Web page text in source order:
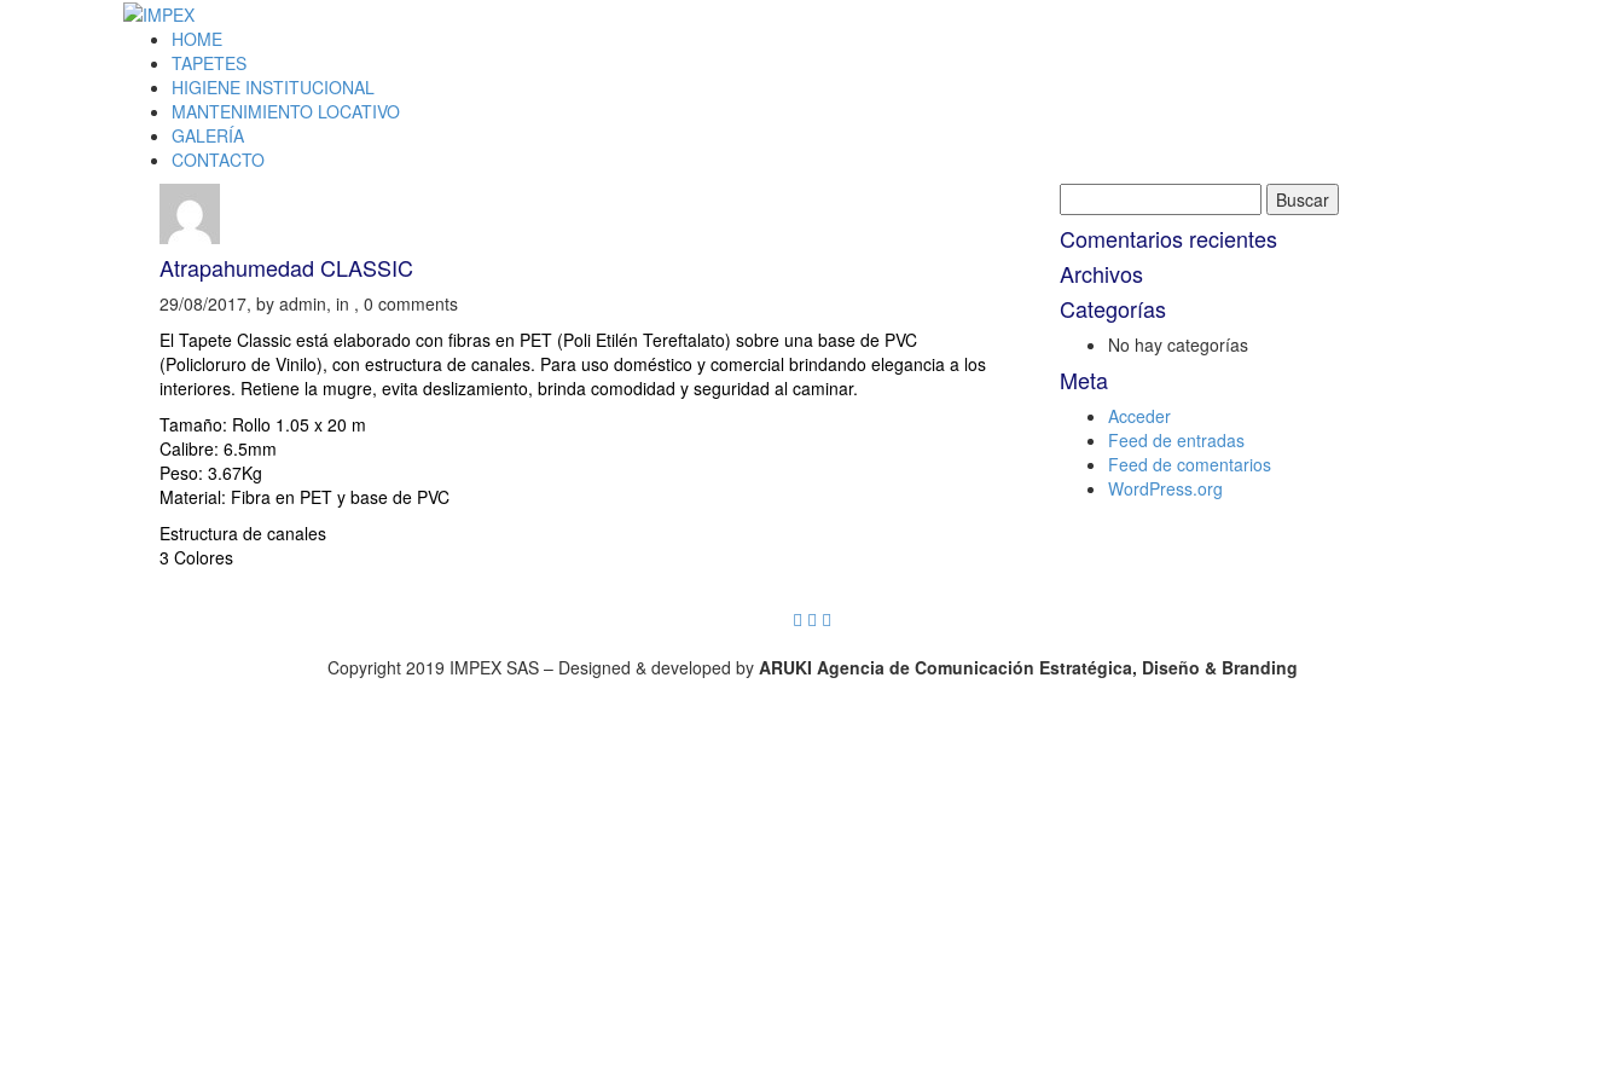
HOME
TAPETES
HIGIENE INSTITUCIONAL
MANTENIMIENTO LOCATIVO
GALERÍA
CONTACTO
Atrapahumedad CLASSIC
29/08/2017, by admin, in , 0 comments
El Tapete Classic está elaborado con fibras en PET (Poli Etilén Tereftalato) sobre una base de PVC
(Policloruro de Vinilo), con estructura de canales. Para uso doméstico y comercial brindando elegancia a los
interiores. Retiene la mugre, evita deslizamiento, brinda comodidad y seguridad al caminar.
Tamaño: Rollo 1.05 x 20 m
Calibre: 6.5mm
Peso: 3.67Kg
Material: Fibra en PET y base de PVC
Estructura de canales
3 Colores
Comentarios recientes
Archivos
Categorías
No hay categorías
Meta
Acceder
Feed de entradas
Feed de comentarios
WordPress.org
Copyright 2019 IMPEX SAS – Designed & developed by ARUKI Agencia de Comunicación Estratégica, Diseño & Branding